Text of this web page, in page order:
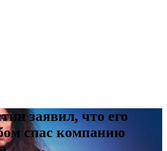
заявил, что его
спас компанию